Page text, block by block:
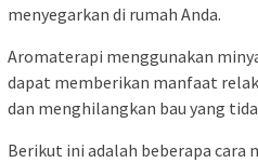
menyegarkan di rumah Anda.
Aromaterapi menggunakan
dapat memberikan manfaat
dan menghilangkan bau yang
Berikut ini adalah beberapa cara